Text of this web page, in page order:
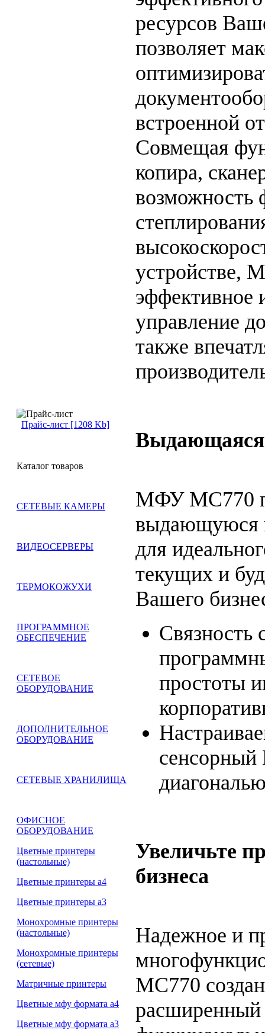
Прайс-лист [1208 Kb]
Каталог товаров
СЕТЕВЫЕ КАМЕРЫ
ВИДЕОСЕРВЕРЫ
ТЕРМОКОЖУХИ
ПРОГРАММНОЕ
ОБЕСПЕЧЕНИЕ
СЕТЕВОЕ
ОБОРУДОВАНИЕ
ДОПОЛНИТЕЛЬНОЕ
ОБОРУДОВАНИЕ
СЕТЕВЫЕ ХРАНИЛИЩА
ОФИСНОЕ
ОБОРУДОВАНИЕ
Цветные принтеры
(настольные)
Цветные принтеры а4
Цветные принтеры а3
Монохромные принтеры
(настольные)
Монохромные принтеры
(сетевые)
Матричные принтеры
Цветные мфу формата а4
Цветные мфу формата а3
ресурсов
позволяет
встроенной
Совмещая
копира,
возможность
устройстве,
эффективное
управление
также
Выдающаяся
МФУ MC770
выдающуюся
для
текущих и
Вашего
Связность
простоты
сенсорный
Увеличьте
бизнеса
Надежное и
MC770
расширенный